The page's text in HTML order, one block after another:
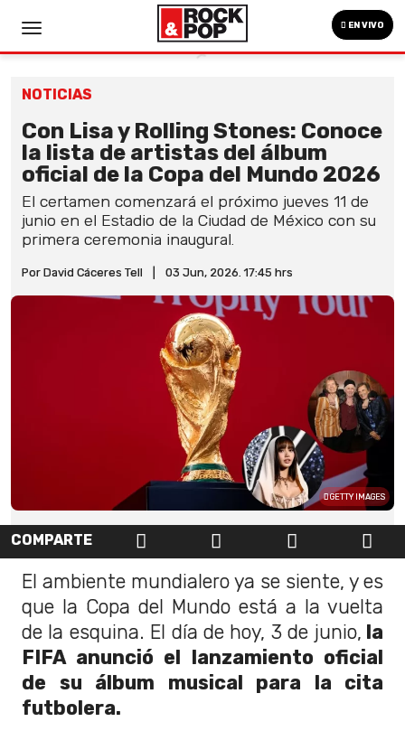
EN VIVO
NOTICIAS
Con Lisa y Rolling Stones: Conoce
la lista de artistas del álbum
oficial de la Copa del Mundo 2026
El certamen comenzará el próximo jueves 11 de
junio en el Estadio de la Ciudad de México con su
primera ceremonia inaugural.
Por David Cáceres Tell 03 Jun, 2026. 17:45 hrs
GETTY IMAGES
COMPARTE
El ambiente mundialero ya se siente, y es
que la Copa del Mundo está a la vuelta
de la esquina. El día de hoy, 3 de junio, la
FIFA anunció el lanzamiento oficial
de su álbum musical para la cita
futbolera.